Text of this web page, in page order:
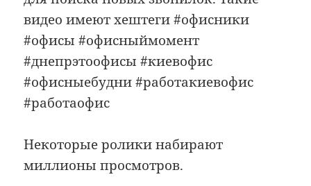
видео имеют хештеги #офисники
#офисы #офисныймомент
#днепрэтоофисы #киевофис
#офисныебудни #работакиевофис
#работаофис
Некоторые ролики набирают
миллионы просмотров.